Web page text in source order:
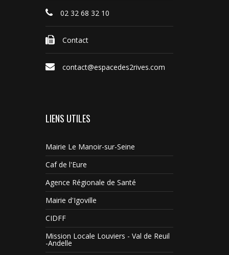
02 32 68 32 10
Contact
contact@espacedes2rives.com
LIENS UTILES
Mairie Le Manoir-sur-Seine
Caf de l'Eure
Agence Régionale de Santé
Mairie d'Igoville
CIDFF
Mission Locale Louviers - Val de Reuil
-Andelle